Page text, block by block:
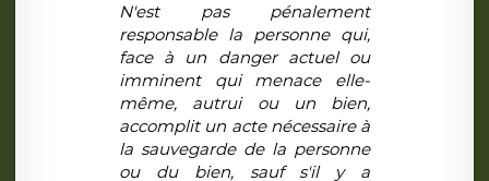
N'est pas pénalement
responsable la personne qui,
face à un danger actuel ou
imminent qui menace elle-
même, autrui ou un bien,
accomplit un acte nécessaire à
la sauvegarde de la personne
ou du bien, sauf s'il y a